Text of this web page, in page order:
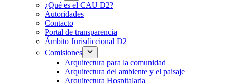
¿Qué es el CAU D2?
Autoridades
Contacto
Portal de transparencia
Ámbito Jurisdiccional D2
Comisiones
Arquitectura para la comunidad
Arquitectura del ambiente y el paisaje
Arquitectura Hospitalaria